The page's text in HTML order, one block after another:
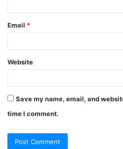
Email *
Website
Save my name, email, and
time I comment.